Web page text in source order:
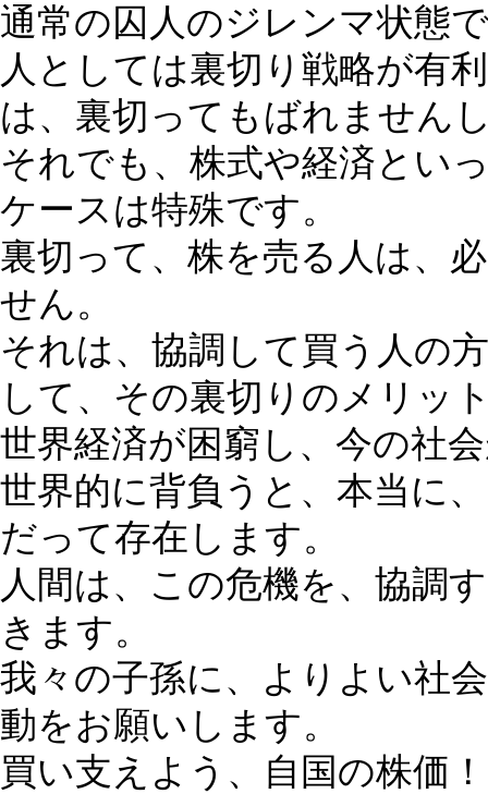
通常の囚人のジレンマ状態
人としては裏切り戦略が有
は、裏切ってもばれません
それでも、株式や経済とい
ケースは特殊です。
裏切って、株を売る人は、
せん。
それは、協調して買う人の
して、その裏切りのメリッ
世界経済が困窮し、今の社
世界的に背負うと、本当に
だって存在します。
人間は、この危機を、協調
きます。
我々の子孫に、よりよい社
動をお願いします。
買い支えよう、自国の株価！